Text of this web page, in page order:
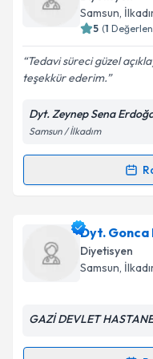
takvim
Kişisel
Metni
kapsamda
Samsun,
5 (1
Tedavi süreci güzel
teşekkür ederim.
Dyt. Zeynep Sena
Samsun / İlkadım
Randevu
Dyt. Zeynep
talebi oluşturun.
için bir takvim
E-posta Adresiniz
Dyt. Gonca
Diyetisyen
Samsun,
GAZİ DEVLET